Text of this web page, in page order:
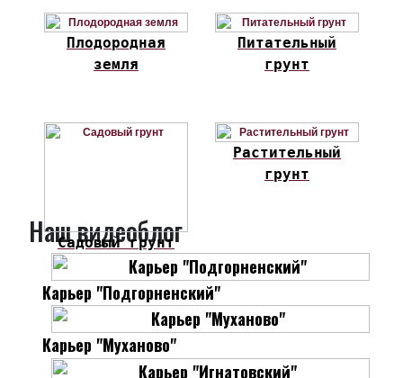
Плодородная
земля
Питательный
грунт
Садовый грунт
Растительный
грунт
Наш видеоблог
Карьер "Подгорненский"
Карьер "Муханово"